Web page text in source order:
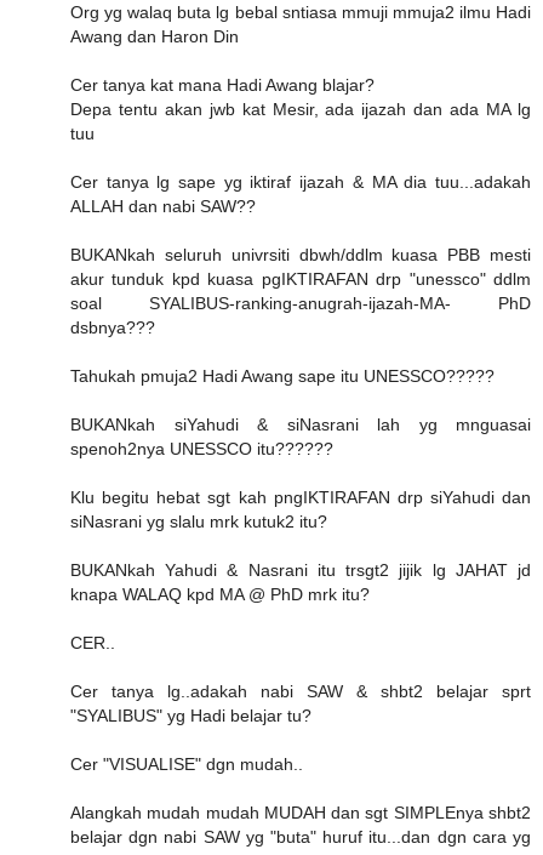
Org yg walaq buta lg bebal sntiasa mmuji mmuja2 ilmu Hadi
Awang dan Haron Din
Cer tanya kat mana Hadi Awang blajar?
Depa tentu akan jwb kat Mesir, ada ijazah dan ada MA lg
tuu
Cer tanya lg sape yg iktiraf ijazah & MA dia tuu...adakah
ALLAH dan nabi SAW??
BUKANkah seluruh univrsiti dbwh/ddlm kuasa PBB mesti
akur tunduk kpd kuasa pgIKTIRAFAN drp "unessco" ddlm
soal SYALIBUS-ranking-anugrah-ijazah-MA- PhD
dsbnya???
Tahukah pmuja2 Hadi Awang sape itu UNESSCO?????
BUKANkah siYahudi & siNasrani lah yg mnguasai
spenoh2nya UNESSCO itu??????
Klu begitu hebat sgt kah pngIKTIRAFAN drp siYahudi dan
siNasrani yg slalu mrk kutuk2 itu?
BUKANkah Yahudi & Nasrani itu trsgt2 jijik lg JAHAT jd
knapa WALAQ kpd MA @ PhD mrk itu?
CER..
Cer tanya lg..adakah nabi SAW & shbt2 belajar sprt
"SYALIBUS" yg Hadi belajar tu?
Cer "VISUALISE" dgn mudah..
Alangkah mudah mudah MUDAH dan sgt SIMPLEnya shbt2
belajar dgn nabi SAW yg "buta" huruf itu...dan dgn cara yg